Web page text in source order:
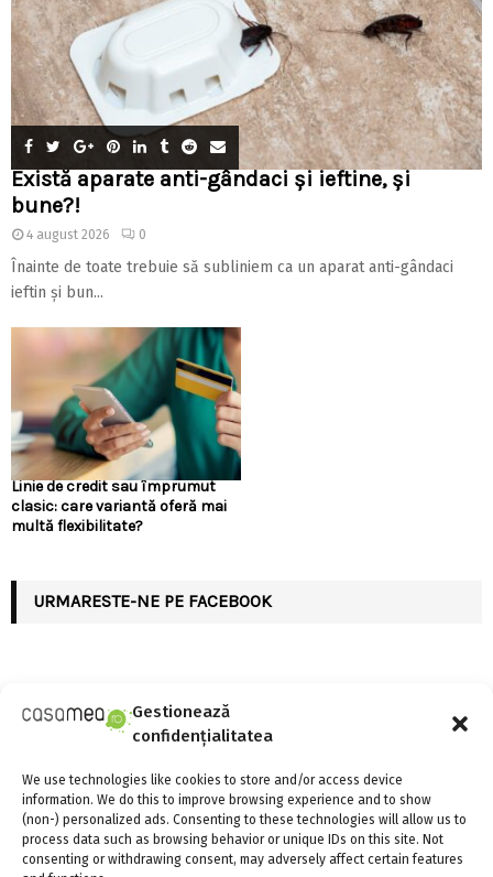
Gestionează
confidențialitatea
We use technologies like cookies to store and/or access device
information. We do this to improve browsing experience and to show
(non-) personalized ads. Consenting to these technologies will allow us to
process data such as browsing behavior or unique IDs on this site. Not
consenting or withdrawing consent, may adversely affect certain features
Există aparate anti-gândaci și ieftine, și
bune?!
4 august 2026 0
Înainte de toate trebuie să subliniem ca un aparat anti-gândaci
ieftin și bun...
Linie de credit sau împrumut
clasic: care variantă oferă mai
multă flexibilitate?
URMARESTE-NE PE FACEBOOK
ARTICOLE RECENTE
Linie de credit sau împrumut clasic: care variantă
oferă mai multă flexibilitate?
4 august 2026